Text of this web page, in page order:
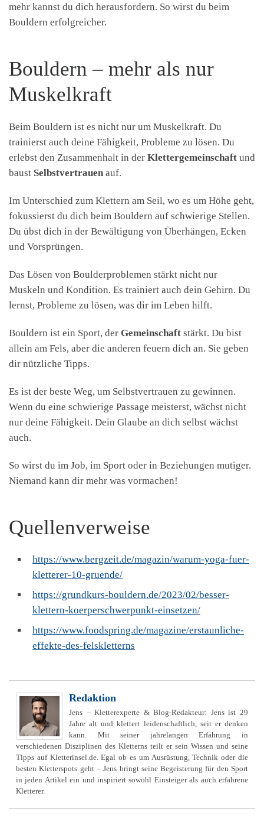
mehr kannst du dich herausfordern. So wirst du beim
Bouldern erfolgreicher.
Bouldern – mehr als nur
Muskelkraft
Beim Bouldern ist es nicht nur um Muskelkraft. Du
trainierst auch deine Fähigkeit, Probleme zu lösen. Du
erlebst den Zusammenhalt in der Klettergemeinschaft und
baust Selbstvertrauen auf.
Im Unterschied zum Klettern am Seil, wo es um Höhe geht,
fokussierst du dich beim Bouldern auf schwierige Stellen.
Du übst dich in der Bewältigung von Überhängen, Ecken
und Vorsprüngen.
Das Lösen von Boulderproblemen stärkt nicht nur
Muskeln und Kondition. Es trainiert auch dein Gehirn. Du
lernst, Probleme zu lösen, was dir im Leben hilft.
Bouldern ist ein Sport, der Gemeinschaft stärkt. Du bist
allein am Fels, aber die anderen feuern dich an. Sie geben
dir nützliche Tipps.
Es ist der beste Weg, um Selbstvertrauen zu gewinnen.
Wenn du eine schwierige Passage meisterst, wächst nicht
nur deine Fähigkeit. Dein Glaube an dich selbst wächst
auch.
So wirst du im Job, im Sport oder in Beziehungen mutiger.
Niemand kann dir mehr was vormachen!
Quellenverweise
https://www.bergzeit.de/magazin/warum-yoga-fuer-
kletterer-10-gruende/
https://grundkurs-bouldern.de/2023/02/besser-
klettern-koerperschwerpunkt-einsetzen/
https://www.foodspring.de/magazine/erstaunliche-
effekte-des-felskletterns
Redaktion
Jens – Kletterexperte & Blog-Redakteur: Jens ist 29
Jahre alt und klettert leidenschaftlich, seit er denken
kann. Mit seiner jahrelangen Erfahrung in
verschiedenen Disziplinen des Kletterns teilt er sein Wissen und seine
Tipps auf Kletterinsel.de. Egal ob es um Ausrüstung, Technik oder die
besten Kletterspots geht – Jens bringt seine Begeisterung für den Sport
in jeden Artikel ein und inspiriert sowohl Einsteiger als auch erfahrene
Kletterer.